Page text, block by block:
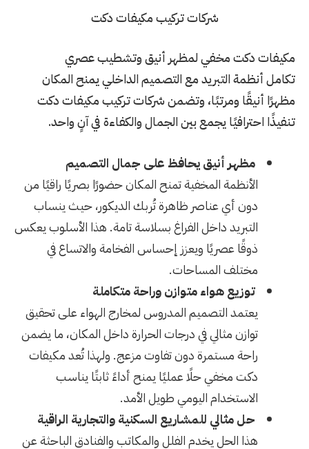
شركات تركيب مكيفات دكت
مكيفات دكت مخفي لمظهر أنيق وتشطيب عصري
تكامل أنظمة التبريد مع التصميم الداخلي يمنح المكان
مظهرًا أنيقًا ومرتبًا، وتضمن شركات تركيب مكيفات دكت
تنفيذًا احترافيًا يجمع بين الجمال والكفاءة في آنٍ واحد.
مظهر أنيق يحافظ على جمال التصميم
الأنظمة المخفية تمنح المكان حضورًا بصريًا راقيًا من
دون أي عناصر ظاهرة تُربك الديكور، حيث ينساب
التبريد داخل الفراغ بسلاسة تامة. هذا الأسلوب يعكس
ذوقًا عصريًا ويعزز إحساس الفخامة والاتساع في
مختلف المساحات.
توزيع هواء متوازن وراحة متكاملة
يعتمد التصميم المدروس لمخارج الهواء على تحقيق
توازن مثالي في درجات الحرارة داخل المكان، ما يضمن
راحة مستمرة دون تفاوت مزعج. ولهذا تُعد مكيفات
دكت مخفي حلًا عمليًا يمنح أداءً ثابتًا يناسب
الاستخدام اليومي طويل الأمد.
حل مثالي للمشاريع السكنية والتجارية الراقية
هذا الحل يخدم الفلل والمكاتب والفنادق الباحثة عن